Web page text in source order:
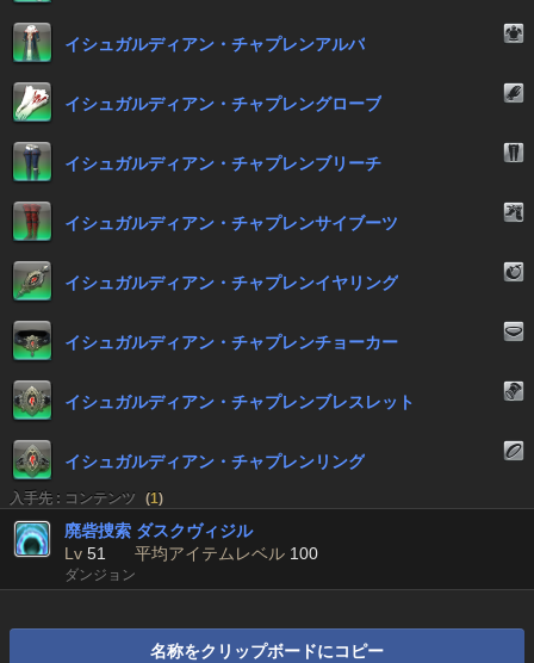
イシュガルディアン・チャプレンアルバ
イシュガルディアン・チャプレングローブ
イシュガルディアン・チャプレンブリーチ
イシュガルディアン・チャプレンサイブーツ
イシュガルディアン・チャプレンイヤリング
イシュガルディアン・チャプレンチョーカー
イシュガルディアン・チャプレンブレスレット
イシュガルディアン・チャプレンリング
入手先 : コンテンツ (1)
廃砦捜索 ダスクヴィジル
Lv 51 平均アイテムレベル 100
ダンジョン
名称をクリップボードにコピー